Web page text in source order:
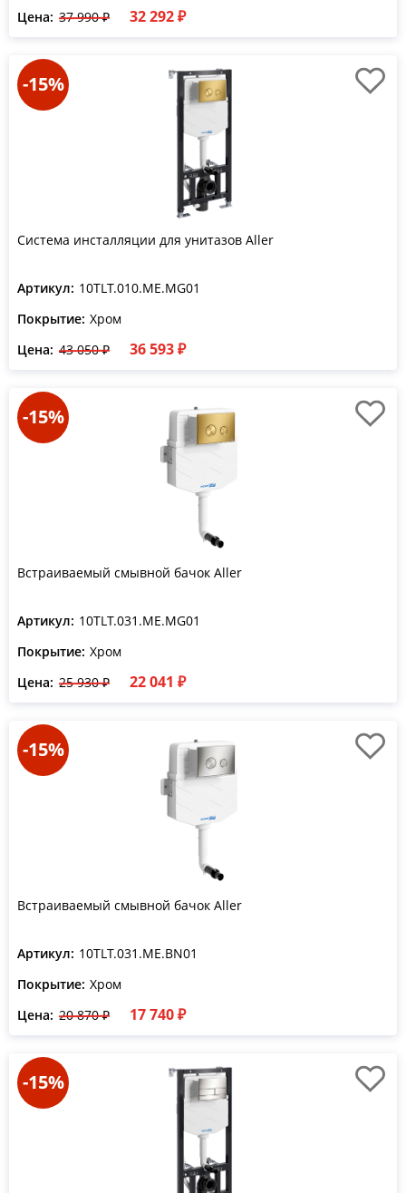
Цена: 37 990 ₽ 32 292 ₽
-15%
Система инсталляции для унитазов Aller
Артикул: 10TLT.010.ME.MG01
Покрытие: Хром
Цена: 43 050 ₽ 36 593 ₽
-15%
Встраиваемый смывной бачок Aller
Артикул: 10TLT.031.ME.MG01
Покрытие: Хром
Цена: 25 930 ₽ 22 041 ₽
-15%
Встраиваемый смывной бачок Aller
Артикул: 10TLT.031.ME.BN01
Покрытие: Хром
Цена: 20 870 ₽ 17 740 ₽
-15%